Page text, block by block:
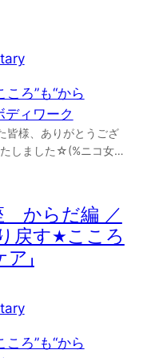
ろ”も“から
ディワーク
皆様、ありがとうござ
しました☆(%ニコ女…
からだ編 ／
戻す★こころ
」
ろ”も“から